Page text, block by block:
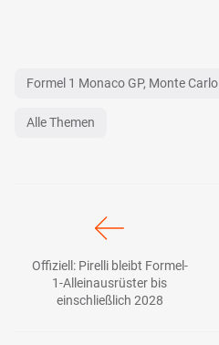
Formel 1 Monaco GP, Monte Carlo
Alle Themen
Offiziell: Pirelli bleibt Formel-
1-Alleinausrüster bis
einschließlich 2028